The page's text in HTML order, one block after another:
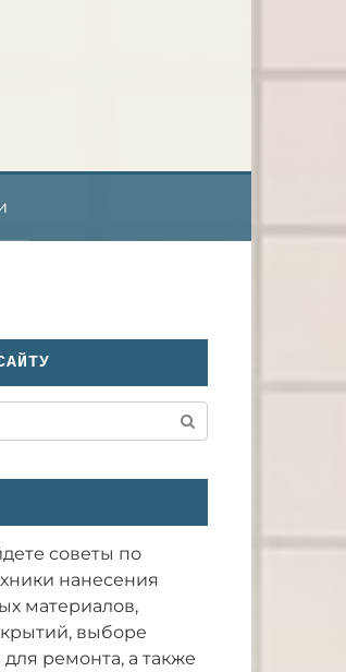
советы по
нанесения
материалов,
выборе
ремонта, а также